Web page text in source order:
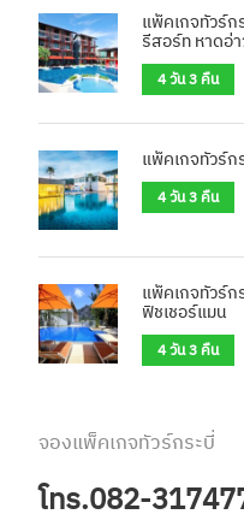
แพ็คเกจทัวร์ก
รีสอร์ท หาดอ่
4 วัน 3 คืน
แพ็คเกจทัวร์ก
4 วัน 3 คืน
แพ็คเกจทัวร์ก
ฟิชเชอร์แมน
4 วัน 3 คืน
จองแพ็คเกจทัวร์กระบี่
โทร.082-